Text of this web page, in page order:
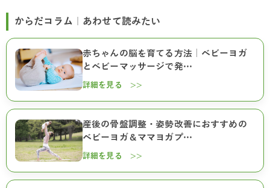
からだコラム｜あわせて読みたい
赤ちゃんの脳を育てる方法｜ベビーヨガ
とベビーマッサージで発…
詳細を見る >>
産後の骨盤調整・姿勢改善におすすめの
ベビーヨガ＆ママヨガプ…
詳細を見る >>